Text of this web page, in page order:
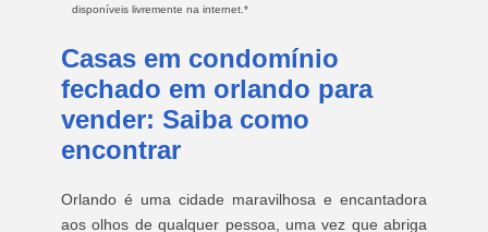
disponíveis livremente na internet.*
Casas em condomínio
fechado em orlando para
vender: Saiba como
encontrar
Orlando é uma cidade maravilhosa e encantadora
aos olhos de qualquer pessoa, uma vez que abriga